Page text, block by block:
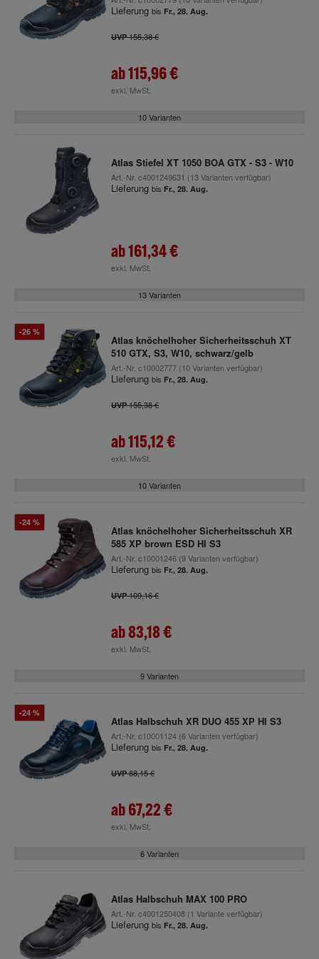
Lieferung bis Fr., 28. Aug.
UVP155,38 €
ab115,96 €
exkl. MwSt.
10 Varianten
Atlas Stiefel XT 1050 BOA GTX - S3 - W10
Art.-Nr. c4001249631 (13 Varianten verfügbar)
Lieferung bis Fr., 28. Aug.
ab161,34 €
exkl. MwSt.
13 Varianten
-26 %
Atlas knöchelhoher Sicherheitsschuh XT
510 GTX, S3, W10, schwarz/gelb
Art.-Nr. c10002777(10 Varianten verfügbar)
Lieferung bis Fr., 28. Aug.
UVP155,38 €
ab115,12 €
exkl. MwSt.
10 Varianten
-24 %
Atlas knöchelhoher Sicherheitsschuh XR
585 XP brown ESD HI S3
Art.-Nr. c10001246(9 Varianten verfügbar)
Lieferung bis Fr., 28. Aug.
UVP109,16 €
ab83,18 €
exkl. MwSt.
9 Varianten
-24 %
Atlas Halbschuh XR DUO 455 XP HI S3
Art.-Nr. c10001124(6 Varianten verfügbar)
Lieferung bis Fr., 28. Aug.
UVP88,15 €
ab67,22 €
exkl. MwSt.
6 Varianten
Atlas Halbschuh MAX 100 PRO
Art.-Nr. c4001250408(1 Variante verfügbar)
Lieferung bis Fr., 28. Aug.